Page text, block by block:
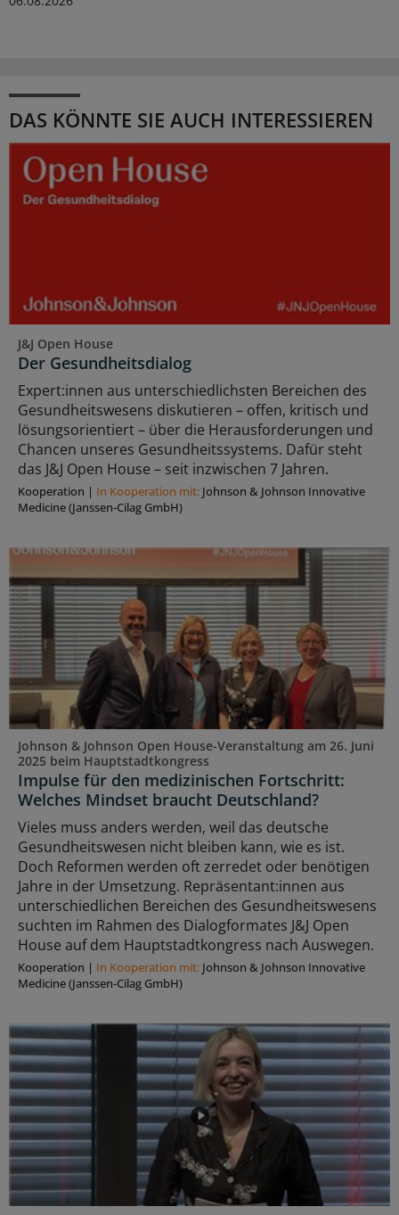
DAS KÖNNTE SIE AUCH INTERESSIEREN
J&J Open House
Der Gesundheitsdialog
Expert:innen aus unterschiedlichsten Bereichen des
Gesundheitswesens diskutieren – offen, kritisch und
lösungsorientiert – über die Herausforderungen und
Chancen unseres Gesundheitssystems. Dafür steht
das J&J Open House – seit inzwischen 7 Jahren.
Kooperation | In Kooperation mit: Johnson & Johnson Innovative
Medicine (Janssen-Cilag GmbH)
Johnson & Johnson Open House-Veranstaltung am 26. Juni
2025 beim Hauptstadtkongress
Impulse für den medizinischen Fortschritt:
Welches Mindset braucht Deutschland?
Vieles muss anders werden, weil das deutsche
Gesundheitswesen nicht bleiben kann, wie es ist.
Doch Reformen werden oft zerredet oder benötigen
Jahre in der Umsetzung. Repräsentant:innen aus
unterschiedlichen Bereichen des Gesundheitswesens
suchten im Rahmen des Dialogformates J&J Open
House auf dem Hauptstadtkongress nach Auswegen.
Kooperation | In Kooperation mit: Johnson & Johnson Innovative
Medicine (Janssen-Cilag GmbH)